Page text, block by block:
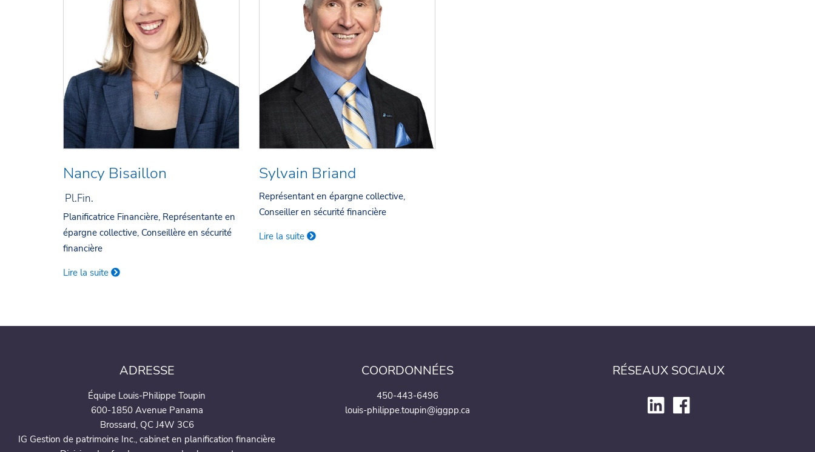
Nancy Bisaillon
Pl.Fin.
Planificatrice Financière, Représentante en
épargne collective, Conseillère en sécurité
financière
Lire la suite
Sylvain Briand
Représentant en épargne collective,
Conseiller en sécurité financière
Lire la suite
ADRESSE
Équipe Louis-Philippe Toupin
600-1850 Avenue Panama
Brossard, QC J4W 3C6
IG Gestion de patrimoine Inc., cabinet en planification financière
COORDONNÉES
450-443-6496
louis-philippe.toupin@iggpp.ca
RÉSEAUX SOCIAUX